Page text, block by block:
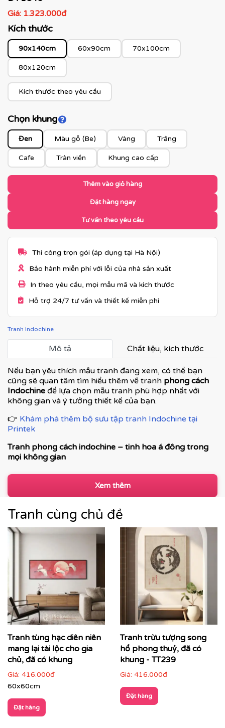
Giá: 1.323.000đ
Kích thước
90x140cm 60x90cm 70x100cm
80x120cm
Kích thước theo yêu cầu
Chọn khungClick để xem màu khung
Đen Màu gỗ (Be) Vàng Trắng
Cafe Tràn viền Khung cao cấp
Thêm vào giỏ hàng
Đặt hàng ngay
Tư vấn theo yêu cầu
Thi công trọn gói (áp dụng tại Hà Nội)
Bảo hành miễn phí với lỗi của nhà sản xuất
In theo yêu cầu, mọi mẫu mã và kích thước
Hỗ trợ 24/7 tư vấn và thiết kế miễn phí
Tranh Indochine
Mô tả Chất liệu, kích thước
Nếu bạn yêu thích mẫu tranh đang xem, có thể bạn
cũng sẽ quan tâm tìm hiểu thêm về tranh phong cách
Indochine để lựa chọn mẫu tranh phù hợp nhất với
không gian và ý tưởng thiết kế của bạn.
👉 Khám phá thêm bộ sưu tập tranh Indochine tại
Printek
Tranh phong cách indochine – tinh hoa á đông trong
mọi không gian
Tranh phong cách Indochine là dòng tranh nghệ thuật
kết hợp hài hòa giữa vẻ đẹp cổ điển Á Đông và nét tinh
tế của kiến trúc Pháp thuộc địa. Đây không chỉ là tranh
tế, sự hoài cổ nhưng vẫn sang trọng hiện đại.
Xem thêm
Tranh cùng chủ đề
Tranh tùng hạc diên niên
mang lại tài lộc cho gia
chủ, đã có khung
Giá: 416.000đ
60x60cm
Đặt hàng
Tranh trừu tượng song
hổ phong thuỷ, đã có
khung - TT239
Giá: 416.000đ
Đặt hàng